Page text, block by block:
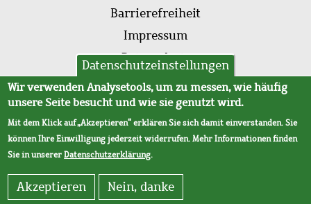
Barrierefreiheit
Impressum
Datenschutz
AVB
Datenschutzeinstellungen
Wir verwenden Analysetools, um zu messen, wie häufig
unsere Seite besucht und wie sie genutzt wird.
Mit dem Klick auf „Akzeptieren“ erklären Sie sich damit einverstanden. Sie
können Ihre Einwilligung jederzeit widerrufen. Mehr Informationen finden
Sie in unsererDatenschutzerklärung.
Akzeptieren Nein, danke